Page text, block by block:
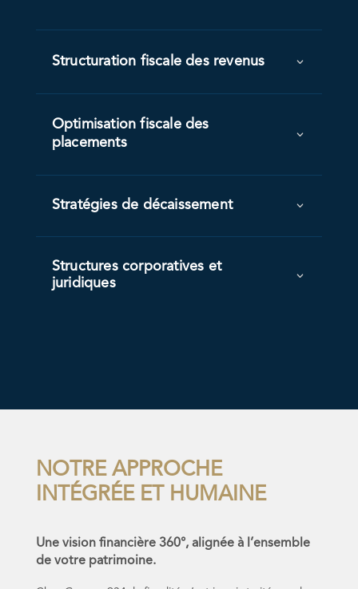
Structuration fiscale des revenus
Optimisation fiscale des
placements
Stratégies de décaissement
Structures corporatives et
juridiques
NOTRE APPROCHE
INTÉGRÉE ET HUMAINE
Une vision financière 360°, alignée à l’ensemble
de votre patrimoine.